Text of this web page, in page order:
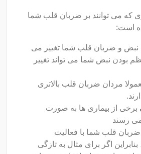
که می توانند بر ضربان قلب شما
است:
نبض و ضربان قلب شما تغییر می
بودن نبض شما می تواند تغییر
مردان ضربان قلب بالاتری
برخی از بیماری ها به صورت
رسند
ضربان قلب شما با فعالیت
اگر برای مثال به تازگی